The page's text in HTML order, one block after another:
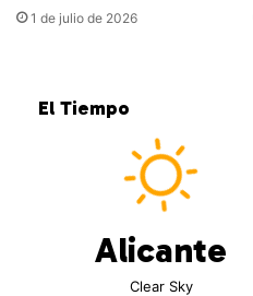
1 de julio de 2026
El Tiempo
Alicante
Clear Sky